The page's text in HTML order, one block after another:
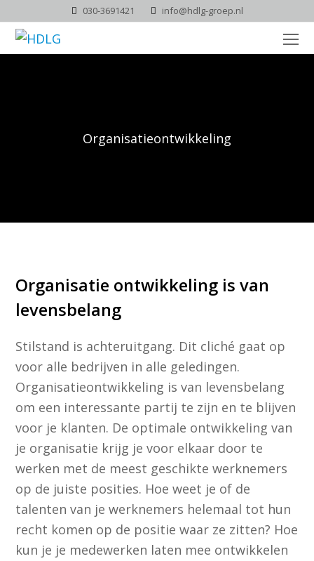
030-3691421 info@hdlg-groep.nl
Organisatieontwikkeling
Organisatie ontwikkeling is van
levensbelang
Stilstand is achteruitgang. Dit cliché gaat op
voor alle bedrijven in alle geledingen.
Organisatieontwikkeling is van levensbelang
om een interessante partij te zijn en te blijven
voor je klanten. De optimale ontwikkeling van
je organisatie krijg je voor elkaar door te
werken met de meest geschikte werknemers
op de juiste posities. Hoe weet je of de
talenten van je werknemers helemaal tot hun
recht komen op de positie waar ze zitten? Hoe
kun je je medewerken laten mee ontwikkelen